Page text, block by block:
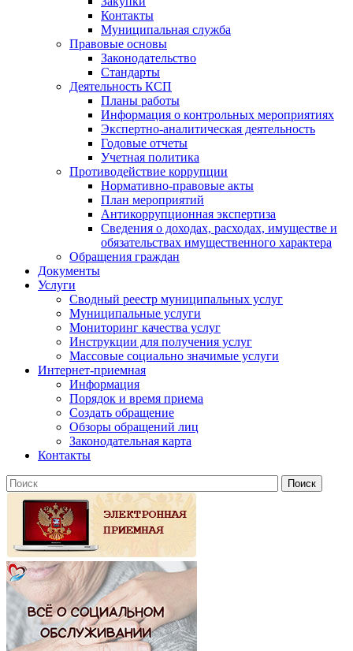
Контакты
Муниципальная служба
Правовые основы
Законодательство
Стандарты
Деятельность КСП
Планы работы
Информация о контрольных мероприятиях
Экспертно-аналитическая деятельность
Годовые отчеты
Учетная политика
Противодействие коррупции
Нормативно-правовые акты
План мероприятий
Антикоррупционная экспертиза
Сведения о доходах, расходах, имуществе и
обязательствах имущественного характера
Обращения граждан
Документы
Услуги
Сводный реестр муниципальных услуг
Муниципальные услуги
Мониторинг качества услуг
Инструкции для получения услуг
Массовые социально значимые услуги
Интернет-приемная
Информация
Порядок и время приема
Создать обращение
Обзоры обращений лиц
Законодательная карта
Контакты